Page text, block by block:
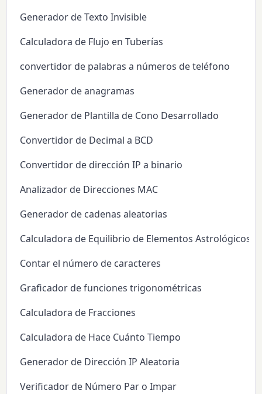
Generador de Texto Invisible
Calculadora de Flujo en Tuberías
convertidor de palabras a números de teléfono
Generador de anagramas
Generador de Plantilla de Cono Desarrollado
Convertidor de Decimal a BCD
Convertidor de dirección IP a binario
Analizador de Direcciones MAC
Generador de cadenas aleatorias
Calculadora de Equilibrio de Elementos Astrológicos
Contar el número de caracteres
Graficador de funciones trigonométricas
Calculadora de Fracciones
Calculadora de Hace Cuánto Tiempo
Generador de Dirección IP Aleatoria
Verificador de Número Par o Impar